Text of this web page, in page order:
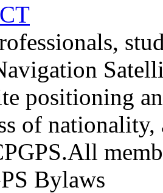
positioning
of nationality,
Bylaws